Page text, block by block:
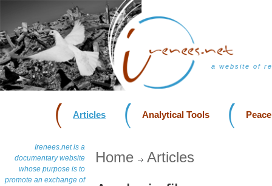
a website of
Articles Analytical Tools
Irenees.net is a
documentary website
whose purpose is to
promote an exchange of
Home Articles